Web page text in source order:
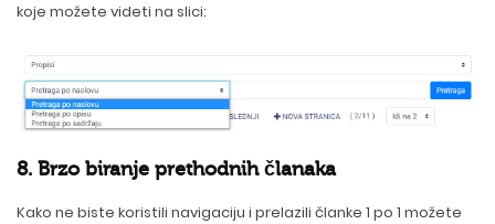
koje možete videti na slici:
8. Brzo biranje prethodnih članaka
Kako ne biste koristili navigaciju i prelazili članke 1 po 1 možete